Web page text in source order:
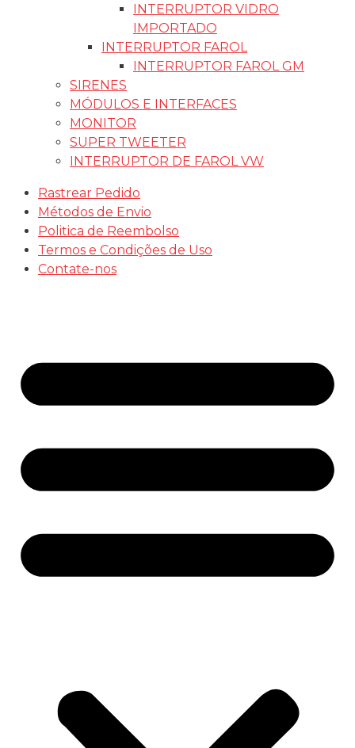
INTERRUPTOR VIDRO
IMPORTADO
INTERRUPTOR FAROL
INTERRUPTOR FAROL GM
SIRENES
MÓDULOS E INTERFACES
MONITOR
SUPER TWEETER
INTERRUPTOR DE FAROL VW
Rastrear Pedido
Métodos de Envio
Politica de Reembolso
Termos e Condições de Uso
Contate-nos